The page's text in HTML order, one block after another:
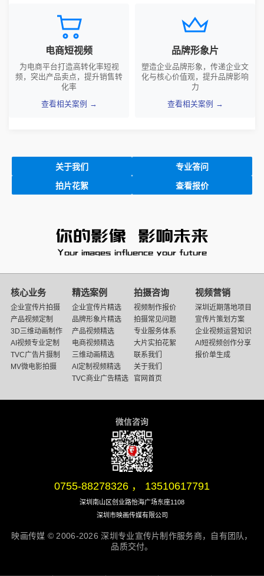
电商短视频
为电商平台打造高转化率短视
频，突出产品卖点，提升销售转
化率
查看相关案例 →
品牌形象片
塑造企业品牌形象，传递企业文
化与核心价值观，提升品牌影响
力
查看相关案例 →
关于我们
专业答问
拍片花絮
查看报价
核心业务
企业宣传片拍摄
产品视频定制
3D三维动画制作
AI视频专业定制
TVC广告片摄制
MV微电影拍摄
精选案例
企业宣传片精选
品牌形象片精选
产品视频精选
电商视频精选
三维动画精选
AI定制视频精选
TVC商业广告精选
拍摄咨询
视频制作报价
拍摄常见问题
专业服务体系
大片实拍花絮
联系我们
关于我们
官网首页
视频营销
深圳近期落地项目
宣传片策划方案
企业视频运营知识
AI短视频创作分享
报价单生成
微信咨询
0755-88278326 ， 13510617791
深圳南山区创业路怡海广场东座1108
深圳市映画传媒有限公司
映画传媒 © 2006-2026 深圳专业宣传片制作服务商，自有团队，
品质交付。